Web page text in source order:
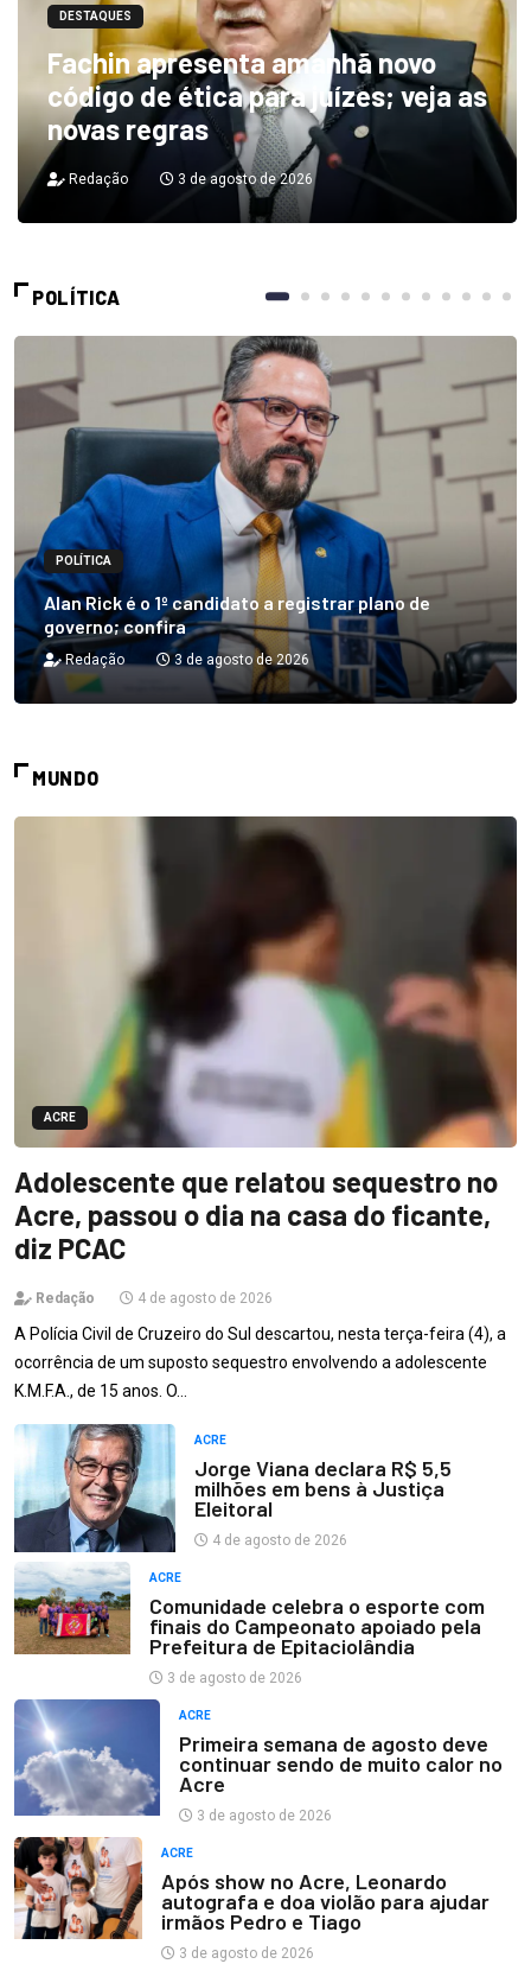
DESTAQUES
Fachin apresenta amanhã novo
código de ética para juízes; veja as
novas regras
Redação 3 de agosto de 2026
POLÍTICA
POLÍTICA
Alan Rick é o 1º candidato a registrar plano de
governo; confira
Redação 3 de agosto de 2026
MUNDO
ACRE
Adolescente que relatou sequestro no
Acre, passou o dia na casa do ficante,
diz PCAC
Redação 4 de agosto de 2026
A Polícia Civil de Cruzeiro do Sul descartou, nesta terça-feira (4), a
ocorrência de um suposto sequestro envolvendo a adolescente
K.M.F.A., de 15 anos. O…
ACRE
Jorge Viana declara R$ 5,5
milhões em bens à Justiça
Eleitoral
4 de agosto de 2026
ACRE
Comunidade celebra o esporte com
finais do Campeonato apoiado pela
Prefeitura de Epitaciolândia
3 de agosto de 2026
ACRE
Primeira semana de agosto deve
continuar sendo de muito calor no
Acre
3 de agosto de 2026
ACRE
Após show no Acre, Leonardo
autografa e doa violão para ajudar
irmãos Pedro e Tiago
3 de agosto de 2026